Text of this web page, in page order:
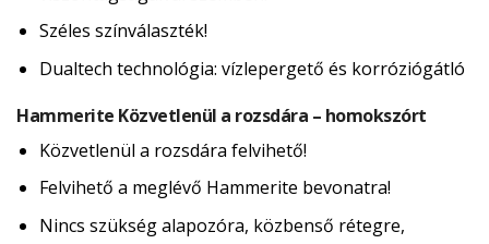
Széles színválaszték!
Dualtech technológia: vízlepergető és korróziógátló
Hammerite Közvetlenül a rozsdára – homokszórt
Közvetlenül a rozsdára felvihető!
Felvihető a meglévő Hammerite bevonatra!
Nincs szükség alapozóra, közbenső rétegre,